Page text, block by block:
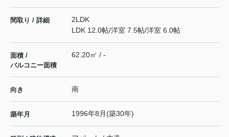
間取り / 詳細
2LDK
LDK 12.0帖/洋室 7.5帖/洋室 6.0帖
面積 /
バルコニー面積
62.20㎡ / -
向き 南
築年月 1996年8月(築30年)